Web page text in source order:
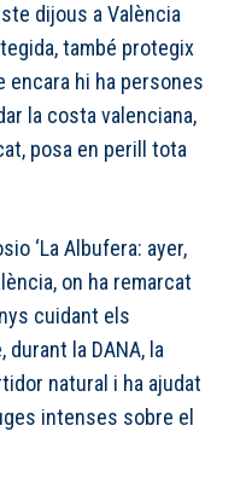
dijous a València
també protegix
encara hi ha persones
la costa valenciana,
posa en perill tota
‘La Albufera: ayer,
on ha remarcat
cuidant els
la DANA, la
natural i ha ajudat
intenses sobre el